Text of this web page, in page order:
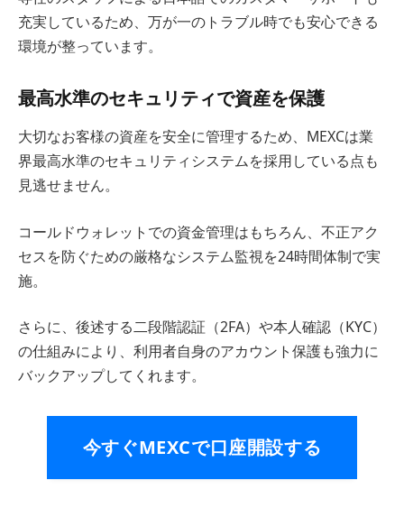
充実しているため、万が一のトラブル時でも安心できる
環境が整っています。
最高水準のセキュリティで資産を保護
大切なお客様の資産を安全に管理するため、MEXCは業
界最高水準のセキュリティシステムを採用している点も
見逃せません。
コールドウォレットでの資金管理はもちろん、不正アク
セスを防ぐための厳格なシステム監視を24時間体制で実
施。
さらに、後述する二段階認証（2FA）や本人確認（KYC）
の仕組みにより、利用者自身のアカウント保護も強力に
バックアップしてくれます。
今すぐMEXCで口座開設する